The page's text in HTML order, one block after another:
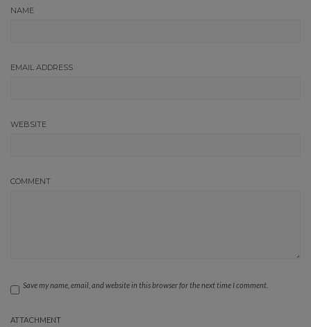
NAME
EMAIL ADDRESS
WEBSITE
COMMENT
Save my name, email, and website in this browser for the next time I comment.
ATTACHMENT